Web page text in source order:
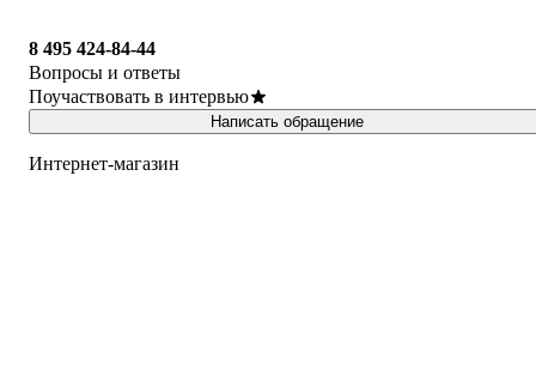
8 495 424-84-44
Вопросы и ответы
Поучаствовать в интервью
Написать обращение
Интернет-магазин